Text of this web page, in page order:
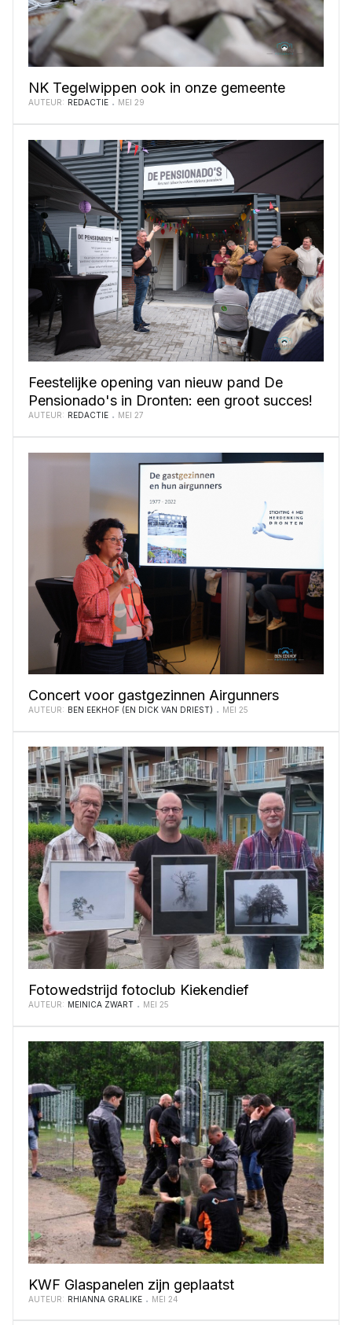
NK Tegelwippen ook in onze gemeente
AUTEUR: REDACTIE MEI 29
Feestelijke opening van nieuw pand De
Pensionado's in Dronten: een groot succes!
AUTEUR: REDACTIE MEI 27
Concert voor gastgezinnen Airgunners
AUTEUR: BEN EEKHOF (EN DICK VAN DRIEST) MEI 25
Fotowedstrijd fotoclub Kiekendief
AUTEUR: MEINICA ZWART MEI 25
KWF Glaspanelen zijn geplaatst
AUTEUR: RHIANNA GRALIKE MEI 24